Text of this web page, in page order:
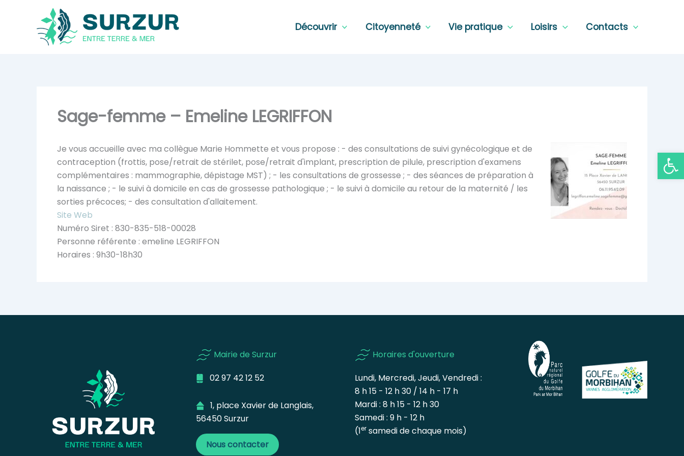
Ouvrir
Découvrir Citoyenneté Vie pratique Loisirs Contacts
Sage-femme – Emeline LEGRIFFON
Je vous accueille avec ma collègue Marie Hommette et vous propose : - des consultations de suivi gynécologique et de
contraception (frottis, pose/retrait de stérilet, pose/retrait d'implant, prescription de pilule, prescription d'examens
complémentaires : mammographie, dépistage MST) ; - les consultations de grossesse ; - des séances de préparation à
la naissance ; - le suivi à domicile en cas de grossesse pathologique ; - le suivi à domicile au retour de la maternité / les
sorties précoces; - des consultation d'allaitement.
Site Web
Numéro Siret : 830-835-518-00028
Personne référente : emeline LEGRIFFON
Horaires : 9h30-18h30
Mairie de Surzur
02 97 42 12 52
1, place Xavier de Langlais,
56450 Surzur
Nous contacter
Horaires d'ouverture
Lundi, Mercredi, Jeudi, Vendredi :
8 h 15 - 12 h 30 / 14 h - 17 h
Mardi : 8 h 15 - 12 h 30
Samedi : 9 h - 12 h
(1er samedi de chaque mois)